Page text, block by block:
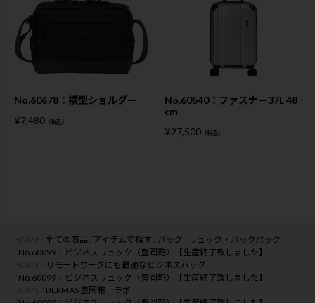
No.60678：横型ショルダー
¥7,480 （税込）
No.60540：ファスナー37L 48
cm
¥27,500 （税込）
全ての商品 アイテムで探す バッグ
リュック・バックパック
No.60099：ビジネスリュック（豊岡鞄）【生産終了致しました】
リモートワークにも最適なビジネスバッグ
No.60099：ビジネスリュック（豊岡鞄）【生産終了致しました】
BERMAS 豊岡鞄コラボ